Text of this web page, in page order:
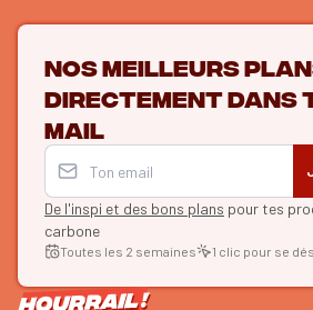
Nos meilleurs
directement dans
mail
De l'inspi et des bons plans pour tes
carbone
Toutes les 2 semaines 1 clic pour se